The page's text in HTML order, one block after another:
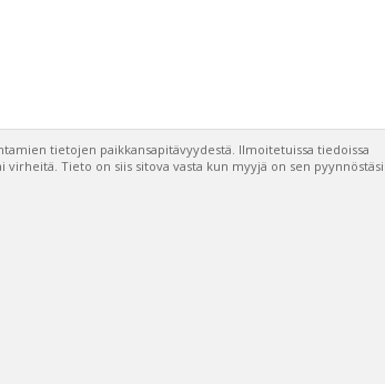
tietojen paikkansapitävyydestä. Ilmoitetuissa tiedoissa
Tieto on siis sitova vasta kun myyjä on sen pyynnöstäsi